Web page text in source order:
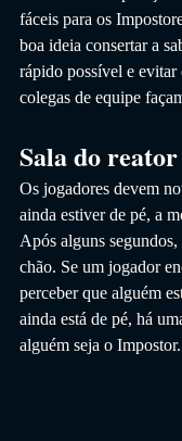
fáceis para os
boa ideia consertar a
rápido possível e evitar
colegas de equipe
Sala do reator
Os jogadores devem
ainda estiver de pé, a
Após alguns
chão. Se um jogador
perceber que alguém
ainda está de pé, há
alguém seja o Impostor.